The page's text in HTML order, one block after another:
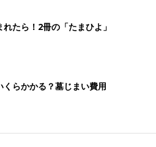
たら！2冊の「たまひよ」
くらかかる？墓じまい費用